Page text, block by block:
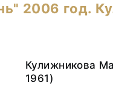
2006 год.
Кулижникова
1961)